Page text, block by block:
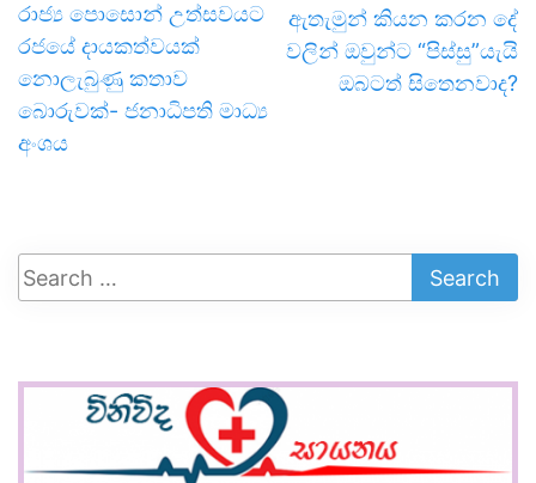
රාජ්‍ය පොසොන් උත්සවයට
රජයේ දායකත්වයක්
නොලැබුණු කතාව
බොරුවක්- ජනාධිපති මාධ්‍ය
අංශය
ඇතැමුන් කියන කරන දේ
වලින් ඔවුන්ට “පිස්සු”යැයි
ඔබටත් සිතෙනවාද?